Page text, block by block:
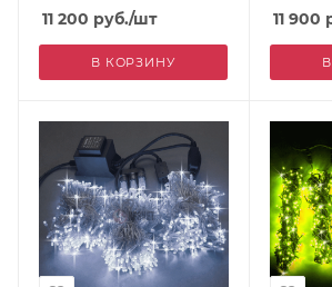
11 200 руб./шт
В КОРЗИНУ
11 900